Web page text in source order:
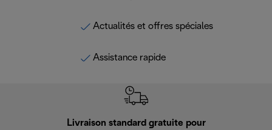
Actualités et offres spéciales
Assistance rapide
Livraison standard gratuite pour